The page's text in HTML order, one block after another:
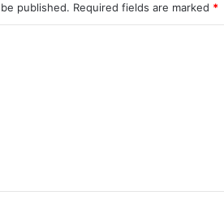
published. Required fields are marked *